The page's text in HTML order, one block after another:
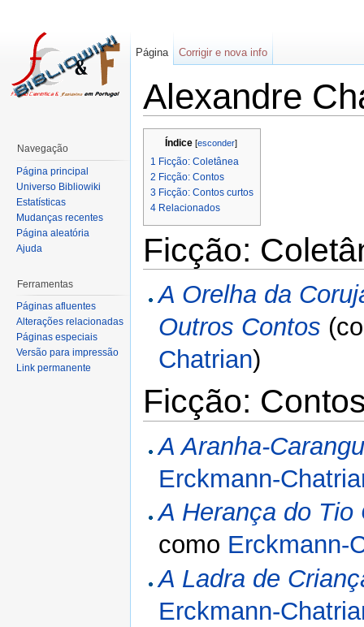
Alexandre
Índice[esconder]
1 Ficção: Coletânea
2 Ficção: Contos
3 Ficção: Contos curtos
4 Relacionados
Ficção:
A Orelha da
Outros Contos
Chatrian)
Ficção:
A Aranha-
Erckmann-
A Herança do Tio
como Erckmann-
A Ladra de
Erckmann-
Página Corrigir e nova info
Navegação
Página principal
Universo Bibliowiki
Estatísticas
Mudanças recentes
Página aleatória
Ajuda
Ferramentas
Páginas afluentes
Alterações relacionadas
Páginas especiais
Versão para impressão
Link permanente